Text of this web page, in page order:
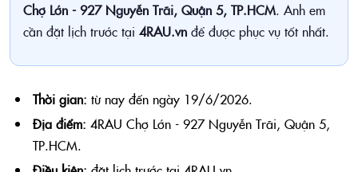
Chợ Lớn - 927 Nguyễn Trãi, Quận 5, TP.HCM. Anh em
cần đặt lịch trước tại 4RAU.vn để được phục vụ tốt nhất.
Thời gian: từ nay đến ngày 19/6/2026.
Địa điểm: 4RAU Chợ Lớn - 927 Nguyễn Trãi, Quận 5,
TP.HCM.